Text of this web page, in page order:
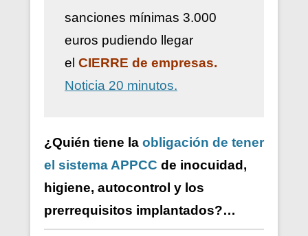
sanciones mínimas 3.000
euros pudiendo llegar
el CIERRE de empresas.
Noticia 20 minutos.
¿Quién tiene la obligación de tener
el sistema APPCC de inocuidad,
higiene, autocontrol y los
prerrequisitos implantados?…